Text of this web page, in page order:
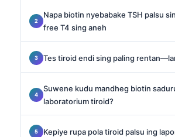
Napa biotin nyebabake TSH palsu
free T4 sing aneh
Tes tiroid endi sing paling
Suwene kudu mandheg biotin
laboratorium tiroid?
Kepiye rupa pola tiroid palsu ing